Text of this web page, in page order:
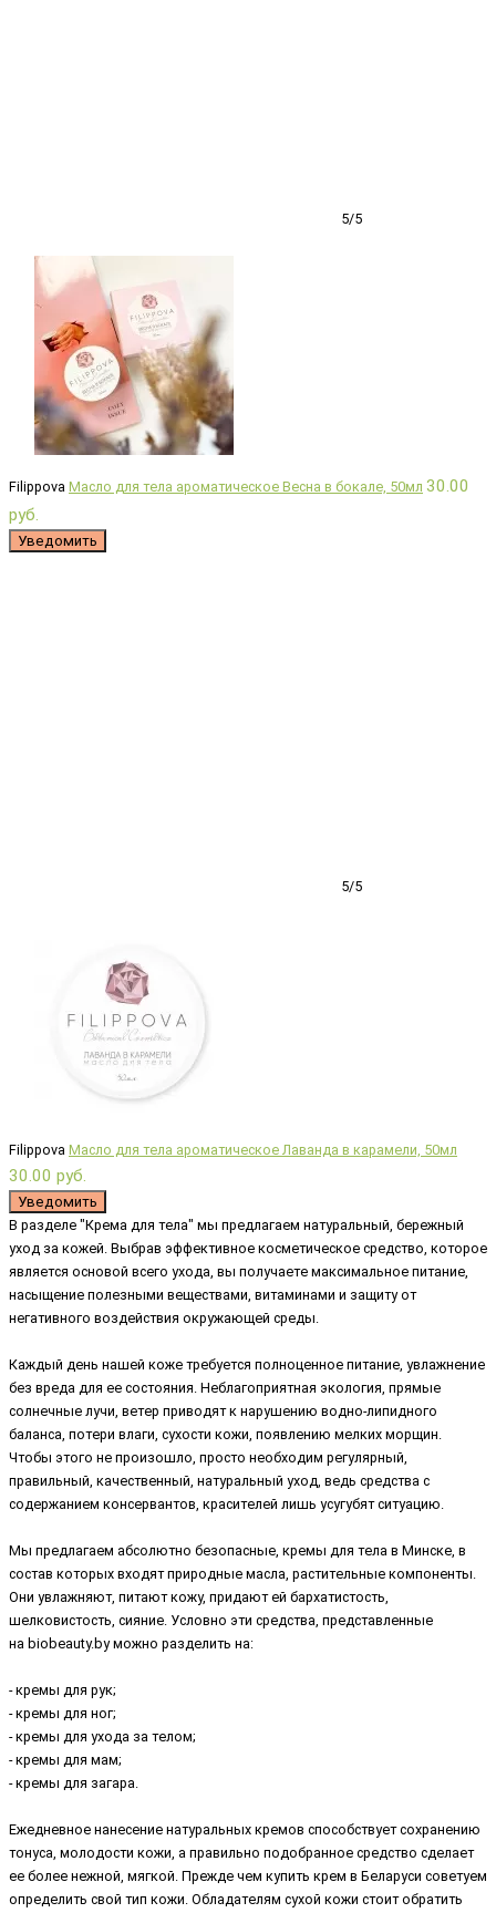
5/5
Filippova Масло для тела ароматическое Весна в бокале, 50мл 30.00
руб.
Уведомить
5/5
Filippova Масло для тела ароматическое Лаванда в карамели, 50мл
30.00 руб.
Уведомить
В разделе "Крема для тела" мы предлагаем натуральный, бережный
уход за кожей. Выбрав эффективное косметическое средство, которое
является основой всего ухода, вы получаете максимальное питание,
насыщение полезными веществами, витаминами и защиту от
негативного воздействия окружающей среды.
Каждый день нашей коже требуется полноценное питание, увлажнение
без вреда для ее состояния. Неблагоприятная экология, прямые
солнечные лучи, ветер приводят к нарушению водно-липидного
баланса, потери влаги, сухости кожи, появлению мелких морщин.
Чтобы этого не произошло, просто необходим регулярный,
правильный, качественный, натуральный уход, ведь средства с
содержанием консервантов, красителей лишь усугубят ситуацию.
Мы предлагаем абсолютно безопасные, кремы для тела в Минске, в
состав которых входят природные масла, растительные компоненты.
Они увлажняют, питают кожу, придают ей бархатистость,
шелковистость, сияние. Условно эти средства, представленные
на biobeauty.by можно разделить на:
- кремы для рук;
- кремы для ног;
- кремы для ухода за телом;
- кремы для мам;
- кремы для загара.
Ежедневное нанесение натуральных кремов способствует сохранению
тонуса, молодости кожи, а правильно подобранное средство сделает
ее более нежной, мягкой. Прежде чем купить крем в Беларуси советуем
определить свой тип кожи. Обладателям сухой кожи стоит обратить